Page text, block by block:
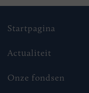
Startpagina
Actualiteit
Onze fondsen